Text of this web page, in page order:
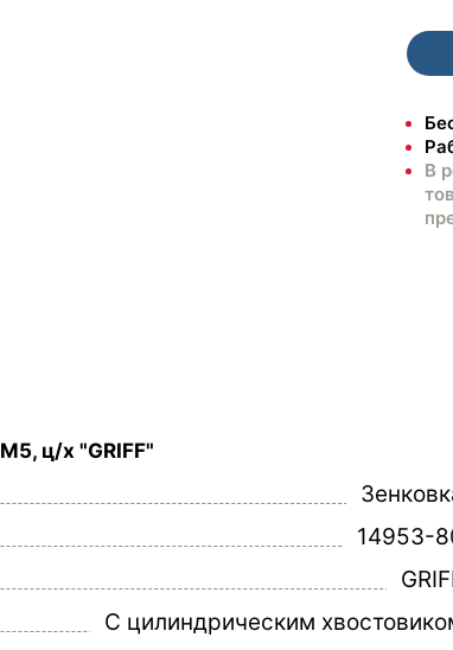
В
ц/х "GRIFF"
14953-
С цилиндрическим